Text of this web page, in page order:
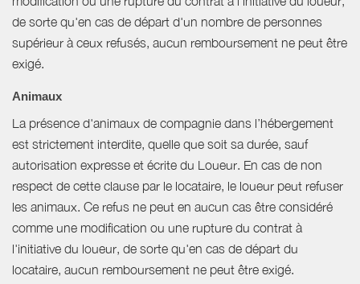
de sorte qu'en cas de départ d'un nombre de personnes
supérieur à ceux refusés, aucun remboursement ne peut être
exigé.
Animaux
La présence d'animaux de compagnie dans l’hébergement
est strictement interdite, quelle que soit sa durée, sauf
autorisation expresse et écrite du Loueur. En cas de non
respect de cette clause par le locataire, le loueur peut refuser
les animaux. Ce refus ne peut en aucun cas être considéré
comme une modification ou une rupture du contrat à
l'initiative du loueur, de sorte qu'en cas de départ du
locataire, aucun remboursement ne peut être exigé.